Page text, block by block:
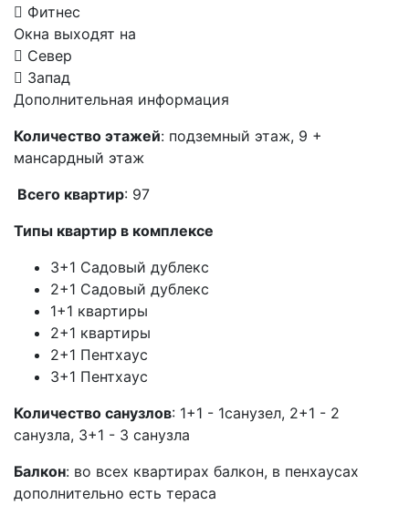
Фитнес
Окна выходят на
Север
Запад
Дополнительная информация
Количество этажей: подземный этаж, 9 +
мансардный этаж
Всего квартир: 97
Типы квартир в комплексе
3+1 Садовый дублекс
2+1 Садовый дублекс
1+1 квартиры
2+1 квартиры
2+1 Пентхаус
3+1 Пентхаус
Количество санузлов: 1+1 - 1санузел, 2+1 - 2
санузла, 3+1 - 3 санузла
Балкон: во всех квартирах балкон, в пенхаусах
дополнительно есть тераса